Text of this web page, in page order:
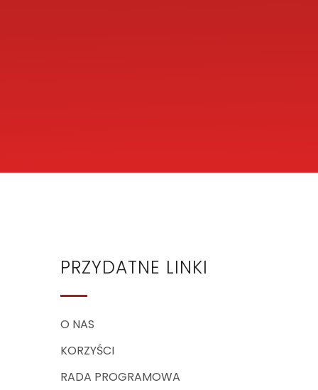
PRZYDATNE LINKI
O NAS
KORZYŚCI
RADA PROGRAMOWA